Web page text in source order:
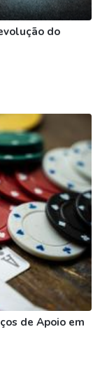
do
de Apoio em